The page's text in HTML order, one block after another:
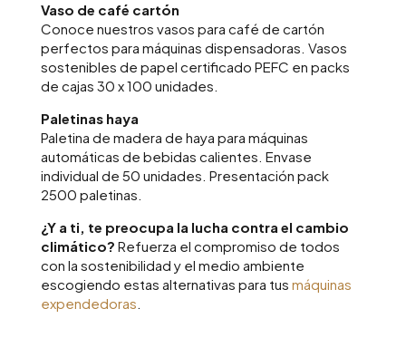
Vaso de café cartón
Conoce nuestros vasos para café de cartón
perfectos para máquinas dispensadoras. Vasos
sostenibles de papel certificado PEFC en packs
de cajas 30 x 100 unidades.
Paletinas haya
Paletina de madera de haya para máquinas
automáticas de bebidas calientes. Envase
individual de 50 unidades. Presentación pack
2500 paletinas.
¿Y a ti, te preocupa la lucha contra el cambio
climático? Refuerza el compromiso de todos
con la sostenibilidad y el medio ambiente
escogiendo estas alternativas para tus máquinas
expendedoras